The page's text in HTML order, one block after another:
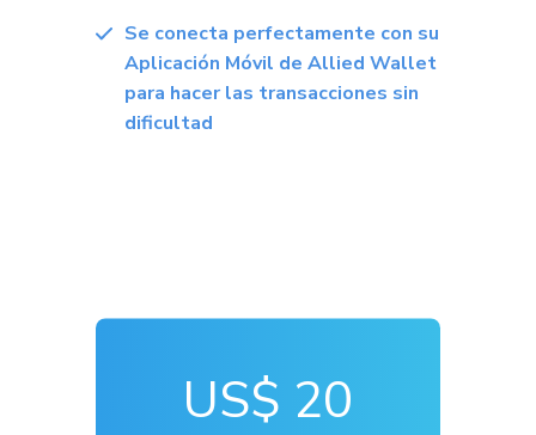
Se conecta perfectamente con su
Aplicación Móvil de Allied Wallet
para hacer las transacciones sin
dificultad
US$ 20